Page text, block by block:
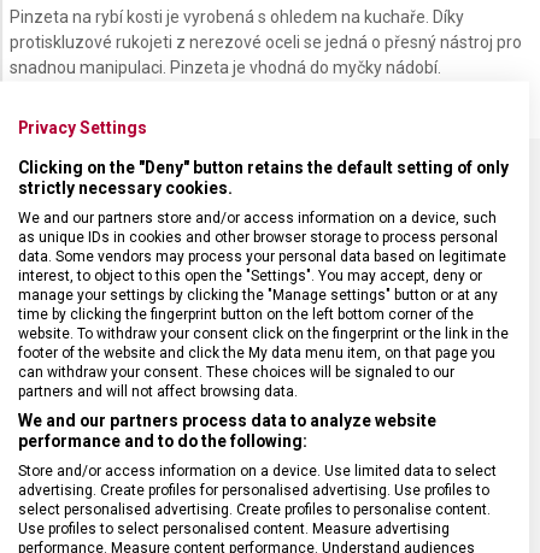
Pinzeta na rybí kosti je vyrobená s ohledem na kuchaře. Díky
protiskluzové rukojeti z nerezové oceli se jedná o přesný nástroj pro
snadnou manipulaci. Pinzeta je vhodná do myčky nádobí.
SPECIFIKACE PRODUKTU
DRUH ZBOŽÍ Kuchyňské vybavení
HMOTNOST 29 g
VELIKOST 12 cm
Privacy Settings
Clicking on the "Deny" button retains the default setting of only
strictly necessary cookies.
We and our partners store and/or access information on a device, such
as unique IDs in cookies and other browser storage to process personal
data. Some vendors may process your personal data based on legitimate
interest, to object to this open the "Settings". You may accept, deny or
manage your settings by clicking the "Manage settings" button or at any
time by clicking the fingerprint button on the left bottom corner of the
website. To withdraw your consent click on the fingerprint or the link in the
footer of the website and click the My data menu item, on that page you
can withdraw your consent. These choices will be signaled to our
partners and will not affect browsing data.
We and our partners process data to analyze website
performance and to do the following:
Store and/or access information on a device. Use limited data to select
advertising. Create profiles for personalised advertising. Use profiles to
select personalised advertising. Create profiles to personalise content.
Use profiles to select personalised content. Measure advertising
performance. Measure content performance. Understand audiences